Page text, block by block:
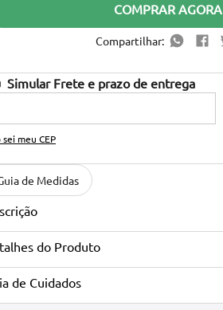
COMPRAR AGORA
Compartilhar:
sei meu CEP
de Medidas
do Produto
de Cuidados